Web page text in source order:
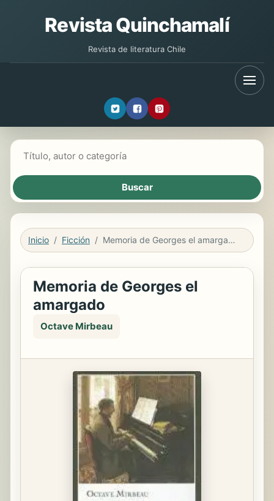
Revista Quinchamalí
Revista de literatura Chile
Inicio Ficción Memoria de Georges el amargado
Memoria de Georges el
amargado
Octave Mirbeau